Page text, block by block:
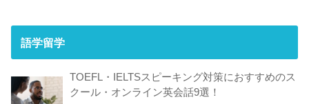
語学留学
TOEFL・IELTSスピーキング対策におすすめのス
クール・オンライン英会話9選！